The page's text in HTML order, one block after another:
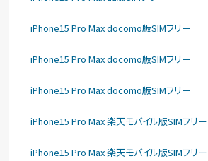
iPhone15 Pro Max docomo版SIMフリー
iPhone15 Pro Max docomo版SIMフリー
iPhone15 Pro Max docomo版SIMフリー
iPhone15 Pro Max 楽天モバイル版SIMフリー
iPhone15 Pro Max 楽天モバイル版SIMフリー